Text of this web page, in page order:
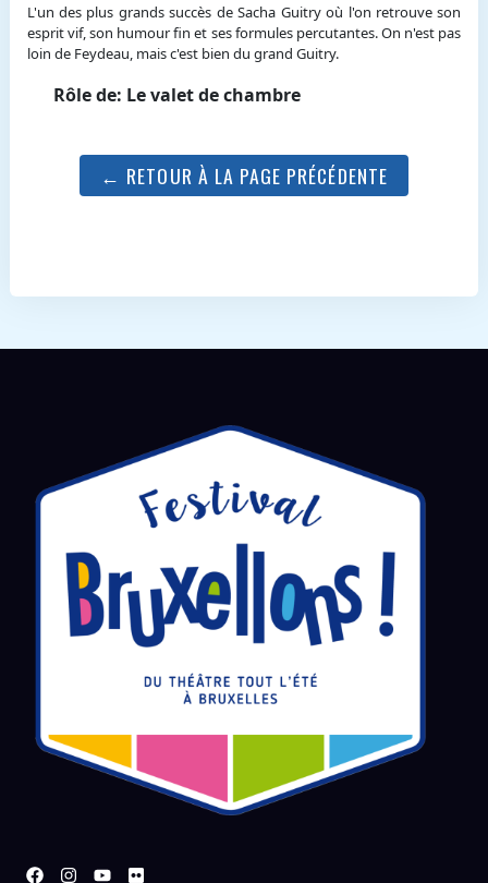
L'un des plus grands succès de Sacha Guitry où l'on retrouve son
esprit vif, son humour fin et ses formules percutantes. On n'est pas
loin de Feydeau, mais c'est bien du grand Guitry.
Rôle de: Le valet de chambre
← RETOUR À LA PAGE PRÉCÉDENTE